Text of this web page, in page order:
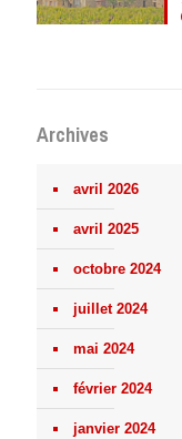
Archives
avril 2026
avril 2025
octobre 2024
juillet 2024
mai 2024
février 2024
janvier 2024